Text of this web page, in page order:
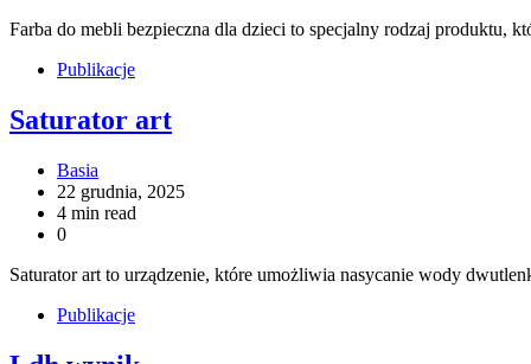
Farba do mebli bezpieczna dla dzieci to specjalny rodzaj produktu,
Publikacje
Saturator art
Basia
22 grudnia, 2025
4 min read
0
Saturator art to urządzenie, które umożliwia nasycanie wody
Publikacje